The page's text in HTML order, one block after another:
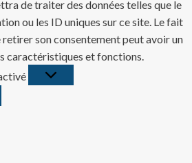
de traiter des données telles que le
ou les ID uniques sur ce site. Le fait
retirer son consentement peut avoir un
caractéristiques et fonctions.